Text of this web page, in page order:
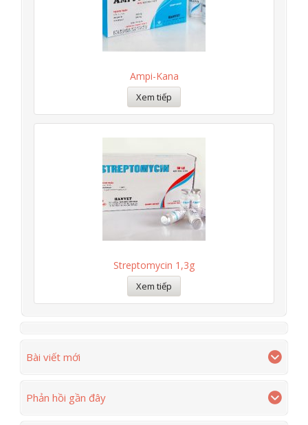
Ampi-Kana
Xem tiếp
Streptomycin 1,3g
Xem tiếp
Bài viết mới
Phản hồi gần đây